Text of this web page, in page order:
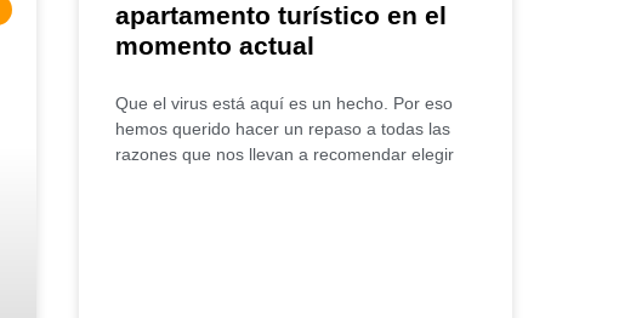
apartamento turístico en el
momento actual
Que el virus está aquí es un hecho. Por eso
hemos querido hacer un repaso a todas las
razones que nos llevan a recomendar elegir